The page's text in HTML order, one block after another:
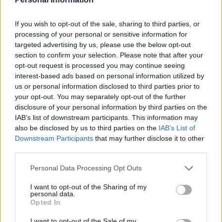
If you wish to opt-out of the sale, sharing to third parties, or
processing of your personal or sensitive information for
targeted advertising by us, please use the below opt-out
section to confirm your selection. Please note that after your
opt-out request is processed you may continue seeing
interest-based ads based on personal information utilized by
us or personal information disclosed to third parties prior to
your opt-out. You may separately opt-out of the further
disclosure of your personal information by third parties on the
IAB’s list of downstream participants. This information may
also be disclosed by us to third parties on the IAB’s List of
Downstream Participants that may further disclose it to other
Personal Data Processing Opt Outs
I want to opt-out of the Sharing of my
personal data.
Opted In
z WC, albo w pracy, chodzi mi o dotykanie
papieru ręczników, WC?
Forum: Ciąża - czy to możliwe? Wszystko o...
user6532
Zapomniane tabletki
Cześć mam pytanie jaka jest szansa że mogę
być w ciąży? Tabletki biorę już od dłuższego
14.02 – stosunek z wytryskiem w środku (dzień
godzin opóźnienia (dzień 6, 1. tydzień) • 22.02 –
stosunek bez wytrysku (dzień 10, 2. tydzień) •
Forum:Antykoncepcja
POWIĄZANE